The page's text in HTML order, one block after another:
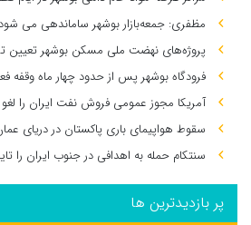
مظفری: جمعه‌بازار بوشهر ساماندهی می‌ شود
پروژه‌های نهضت ملی مسکن بوشهر تعیین
فرودگاه بوشهر پس از حدود چهار ماه وقفه
آمریکا مجوز عمومی فروش نفت ایران را لغو
سقوط هواپیمای باری پاکستان در دریای
سنتکام حمله به اهدافی در جنوب ایران را
پر بازدیدترین ها